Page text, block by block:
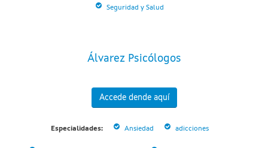
Seguridad y Salud
Álvarez Psicólogos
Accede dende aquí
Especialidades: Ansiedad adicciones